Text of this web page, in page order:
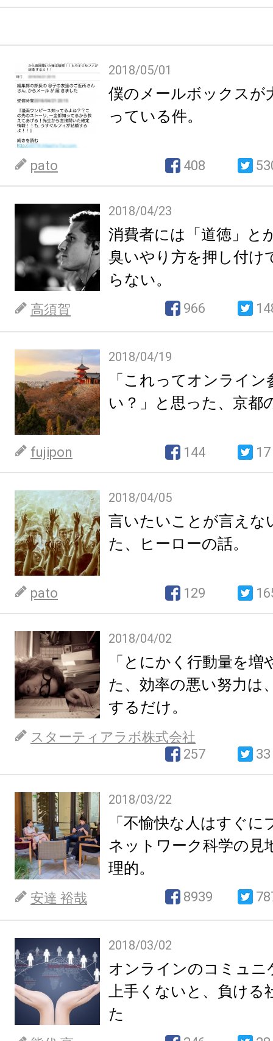
2018/05/01
僕のメールボックスが
っている件。
pato 408
2018/04/23
消費者には「道徳」と
臭いやり方を押し付け
らない。
高須賀 966
2018/04/19
「これってオンライ
い？」と思った、京都
fujipon 144 17
2018/04/05
言いたいことが言えな
た、ヒーローの話。
pato 129
2018/04/02
「とにかく行動量を
た、効率の悪い努力は
するだけ。
スターティアラボ株式会社
257
33
2018/03/22
「不愉快な人はすぐ
ネットワーク科学の見
理的。
安達 裕哉 8939
2018/03/02
オンラインのコミュニ
上手くないと、負ける
た